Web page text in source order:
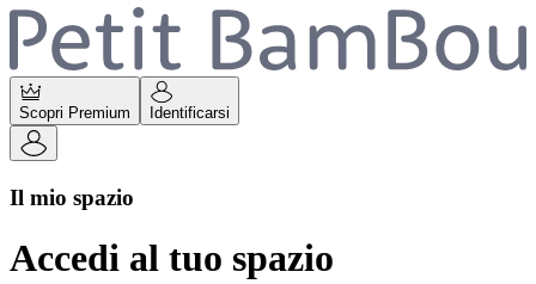
Scopri Premium Identificarsi
Il mio spazio
Accedi al tuo spazio